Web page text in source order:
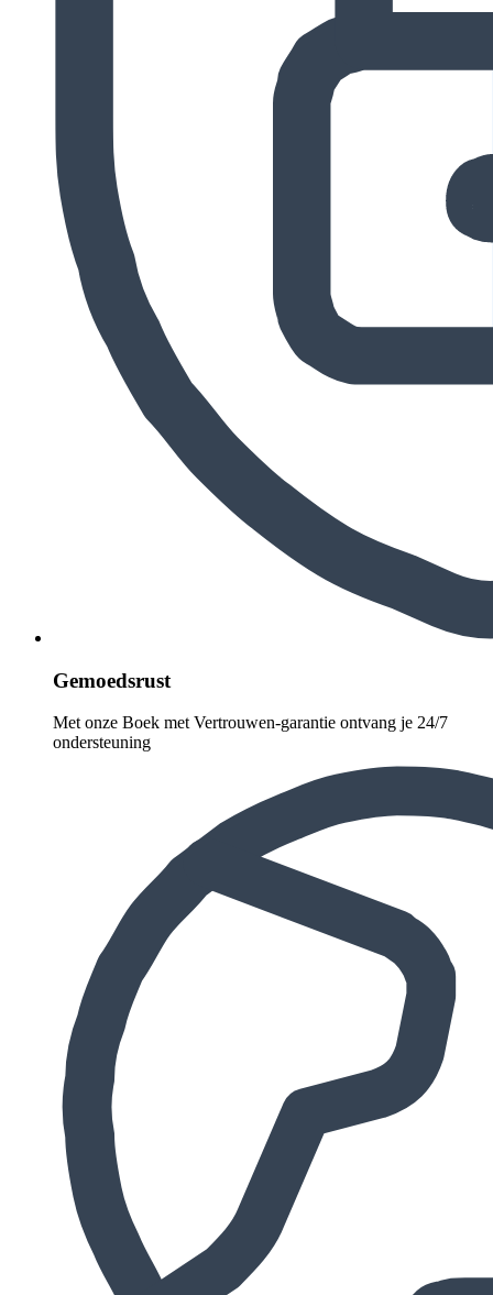
Gemoedsrust
Met onze Boek met Vertrouwen-garantie ontvang je 24/7
ondersteuning